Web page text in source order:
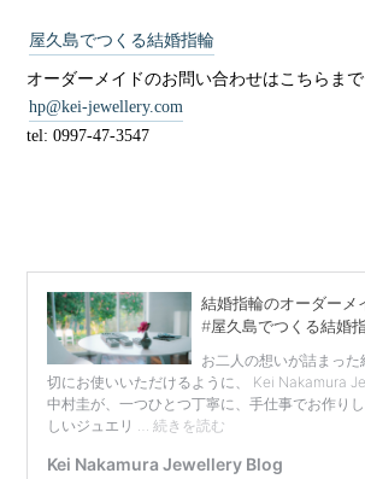
屋久島でつくる結婚指輪
オーダーメイドのお問い合わせはこちらまで
hp@kei-jewellery.com
tel: 0997-47-3547